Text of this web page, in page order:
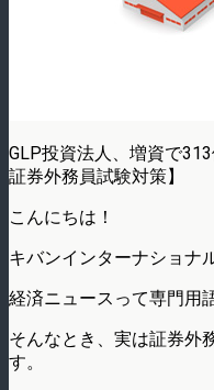
GLP投資法人、増資で
証券外務員試験対策】
こんにちは！
キバンインターナショナ
経済ニュースって専門用
そんなとき、実は証券外
す。